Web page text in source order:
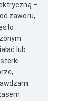
–
zaworu,
lub